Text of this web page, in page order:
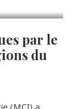
par le
du